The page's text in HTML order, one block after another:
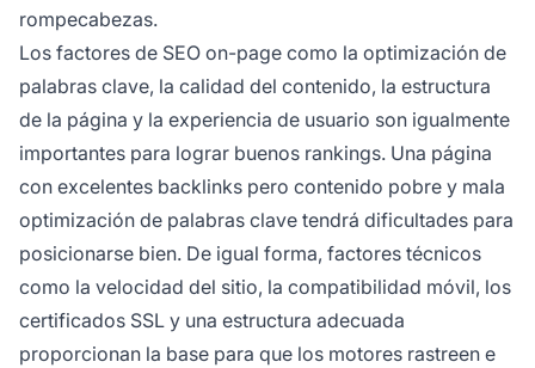
rompecabezas.
Los factores de SEO on-page como la optimización de
palabras clave, la calidad del contenido, la estructura
de la página y la experiencia de usuario son igualmente
importantes para lograr buenos rankings. Una página
con excelentes backlinks pero contenido pobre y mala
optimización de palabras clave tendrá dificultades para
posicionarse bien. De igual forma, factores técnicos
como la velocidad del sitio, la compatibilidad móvil, los
certificados SSL y una estructura adecuada
proporcionan la base para que los motores rastreen e